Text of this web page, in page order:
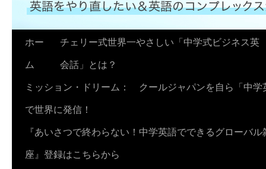
ホー
ム
チェリー式世界一やさしい「中学式ビジネス英
会話」とは？
ミッション・ドリーム： クールジャパンを自ら「中学
で世界に発信！
『あいさつで終わらない！中学英語でできるグローバ
座』登録はこちらから